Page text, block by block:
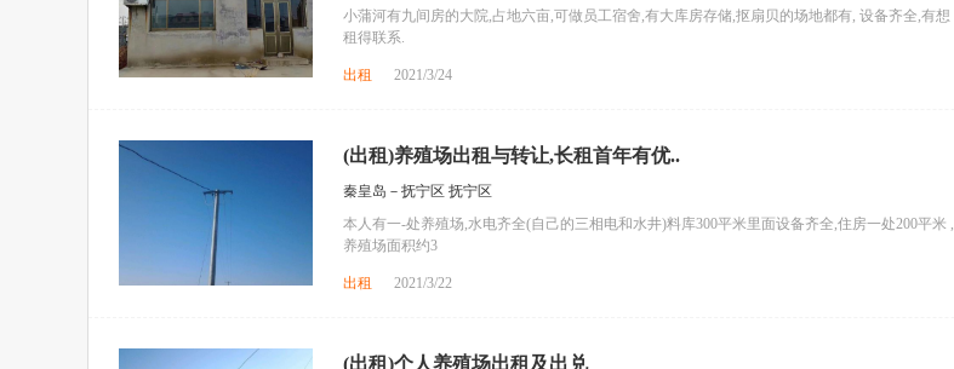
小蒲河有九间房的大院,占地六亩,可做员工宿舍,有大库房存储,抠扇贝的场地都有, 设备齐全,有想
租得联系.
出租 2021/3/24
(出租)养殖场出租与转让,长租首年有优..
秦皇岛－抚宁区 抚宁区
本人有一-处养殖场,水电齐全(自己的三相电和水井)料库300平米里面设备齐全,住房一处200平米 ,
养殖场面积约3
出租 2021/3/22
(出租)个人养殖场出租及出兑